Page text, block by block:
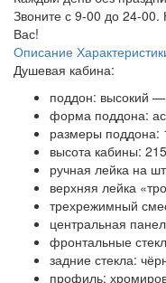
Звоните с 9-00 до 24-
Вас!
Описание
Душевая кабина:
поддон: высокий
форма поддона:
размеры поддона:
высота кабины:
ручная лейка на
верхняя лейка
трехрежимный
центральная
фронтальные
задние стекла:
профиль: